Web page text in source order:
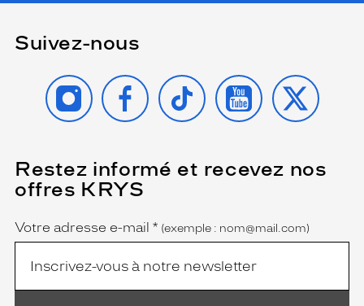
Suivez-nous
INSTAGRAMFACEBOOK
TIKTOK YOUTUBE
X
Restez informé et recevez nos
offres KRYS
Name
Votre adresse e-mail *
(Ce
champ
est
obligatoire)
(exemple : nom@mail.com)